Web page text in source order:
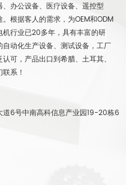
办公设备、医疗设备、遥控型
根据客人的需求，为OEM和ODM
行业已20多年，具有丰富的研
动化生产设备、测试设备，工厂
可，产品出口到希腊、土耳其、
系！
道6号中南高科信息产业园19-20栋6